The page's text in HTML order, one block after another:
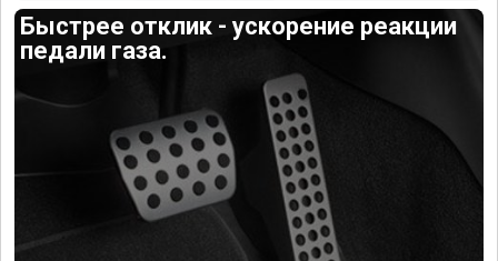
Быстрее отклик - ускорение реакции
педали газа.